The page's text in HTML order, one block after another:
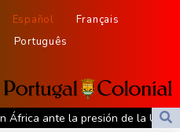
Español
Français
Português
África ante la presión de la UEFA